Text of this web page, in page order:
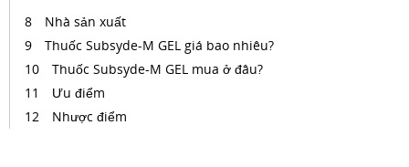
Nhà sản xuất
Thuốc Subsyde-M GEL giá bao nhiêu?
Thuốc Subsyde-M GEL mua ở đâu?
Ưu điểm
Nhược điểm